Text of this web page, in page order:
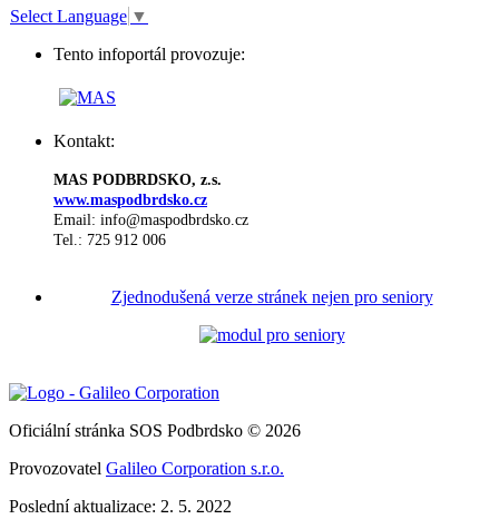
Select Language ▼
Tento infoportál provozuje:
Kontakt:
MAS PODBRDSKO, z.s.
www.maspodbrdsko.cz
Email: info@maspodbrdsko.cz
Tel.: 725 912 006
Zjednodušená verze stránek nejen pro seniory
Oficiální stránka SOS Podbrdsko © 2026
Provozovatel Galileo Corporation s.r.o.
Poslední aktualizace: 2. 5. 2022